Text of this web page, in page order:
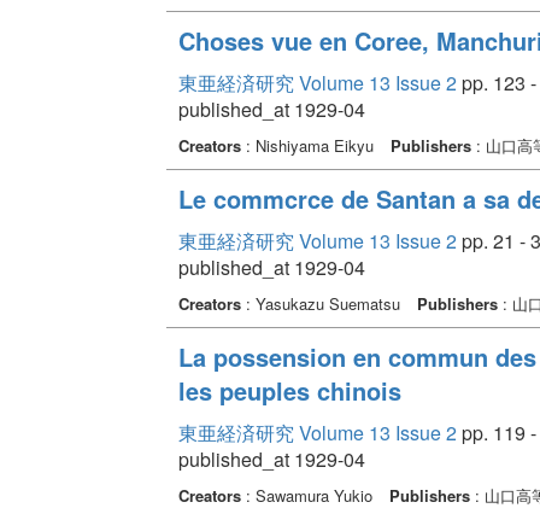
Choses vue en Coree,
東亜経済研究 Volume 13 Issue 2pp. 123 -
published_at 1929-04
Creators: Nishiyama Eikyu Publishers: 山口高
Le commcrce de Santan a sa
東亜経済研究 Volume 13 Issue 2pp. 21 -
published_at 1929-04
Creators: Yasukazu Suematsu Publishers: 山
La possension en commun
les peuples chinois
東亜経済研究 Volume 13 Issue 2pp. 119 -
published_at 1929-04
Creators: Sawamura Yukio Publishers: 山口高